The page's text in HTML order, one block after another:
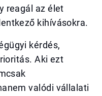
reagál az élet
kihívásokra.
kérdés,
Aki ezt
valódi vállalati